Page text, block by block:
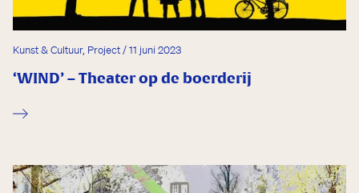
Kunst & Cultuur, Project / 11 juni 2023
‘WIND’ – Theater op de boerderij